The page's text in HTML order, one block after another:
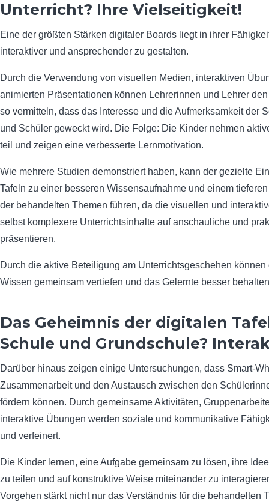
Unterricht? Ihre Vielseitigkeit!
Eine der größten Stärken digitaler Boards liegt in ihrer
interaktiver und ansprechender zu gestalten.
Durch die Verwendung von visuellen Medien, interaktiven
animierten Präsentationen können Lehrerinnen und Lehrer
so vermitteln, dass das Interesse und die Aufmerksamkeit der
und Schüler geweckt wird. Die Folge: Die Kinder nehmen
teil und zeigen eine verbesserte Lernmotivation.
Wie mehrere Studien demonstriert haben, kann der gezielte
Tafeln zu einer besseren Wissensaufnahme und einem
der behandelten Themen führen, da die visuellen und
selbst komplexere Unterrichtsinhalte auf anschauliche und
präsentieren.
Durch die aktive Beteiligung am Unterrichtsgeschehen
Wissen gemeinsam vertiefen und das Gelernte besser
Das Geheimnis der digitalen
Schule und Grundschule?
Darüber hinaus zeigen einige Untersuchungen, dass Smart-
Zusammenarbeit und den Austausch zwischen den
fördern können. Durch gemeinsame Aktivitäten,
interaktive Übungen werden soziale und kommunikative
und verfeinert.
Die Kinder lernen, eine Aufgabe gemeinsam zu lösen, ihre
zu teilen und auf konstruktive Weise miteinander zu
Vorgehen stärkt nicht nur das Verständnis für die behandelten